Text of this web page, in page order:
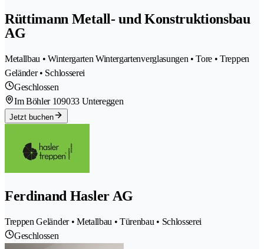
Rüttimann Metall- und Konstruktionsbau
AG
Metallbau • Wintergarten Wintergartenverglasungen • Tore • Treppen
Geländer • Schlosserei
Geschlossen
Im Böhler 109033 Untereggen
Jetzt buchen
Ferdinand Hasler AG
Treppen Geländer • Metallbau • Türenbau • Schlosserei
Geschlossen